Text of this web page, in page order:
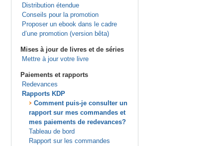
Distribution étendue
Conseils pour la promotion
Proposer un ebook dans le cadre
d’une promotion (version bêta)
Mises à jour de livres et de séries
Mettre à jour votre livre
Paiements et rapports
Redevances
Rapports KDP
Comment puis-je consulter un
rapport sur mes commandes et
mes paiements de redevances?
Tableau de bord
Rapport sur les commandes